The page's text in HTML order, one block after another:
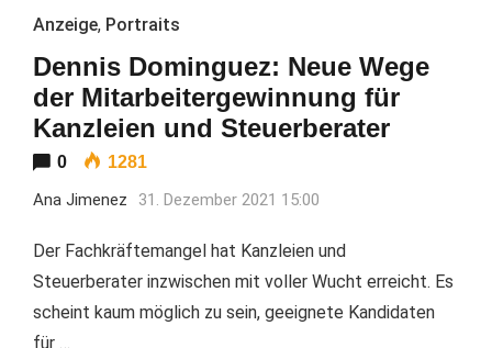
Anzeige, Portraits
Dennis Dominguez: Neue Wege
der Mitarbeitergewinnung für
Kanzleien und Steuerberater
0 1281
Ana Jimenez 31. Dezember 2021 15:00
Der Fachkräftemangel hat Kanzleien und
Steuerberater inzwischen mit voller Wucht erreicht. Es
scheint kaum möglich zu sein, geeignete Kandidaten
für …